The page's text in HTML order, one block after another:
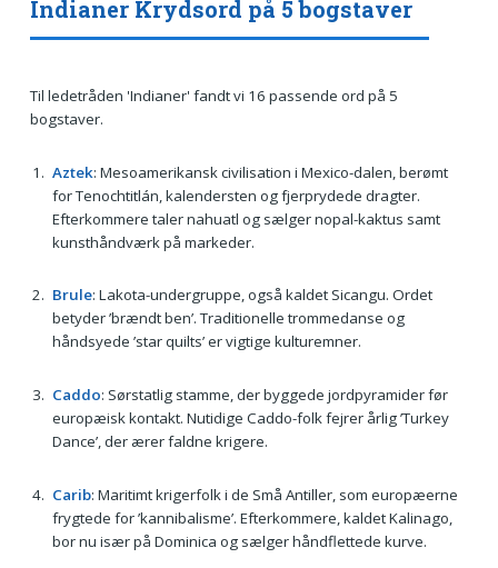
Indianer Krydsord på 5 bogstaver
Til ledetråden 'Indianer' fandt vi 16 passende ord på 5
bogstaver.
Aztek: Mesoamerikansk civilisation i Mexico-dalen, berømt
for Tenochtitlán, kalendersten og fjerprydede dragter.
Efterkommere taler nahuatl og sælger nopal-kaktus samt
kunsthåndværk på markeder.
Brule: Lakota-undergruppe, også kaldet Sicangu. Ordet
betyder ’brændt ben’. Traditionelle trommedanse og
håndsyede ’star quilts’ er vigtige kulturemner.
Caddo: Sørstatlig stamme, der byggede jordpyramider før
europæisk kontakt. Nutidige Caddo-folk fejrer årlig ’Turkey
Dance’, der ærer faldne krigere.
Carib: Maritimt krigerfolk i de Små Antiller, som europæerne
frygtede for ’kannibalisme’. Efterkommere, kaldet Kalinago,
bor nu især på Dominica og sælger håndflettede kurve.